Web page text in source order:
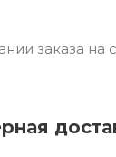
заказа на